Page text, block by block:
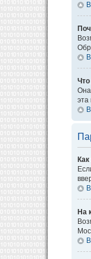
Она
эта
На